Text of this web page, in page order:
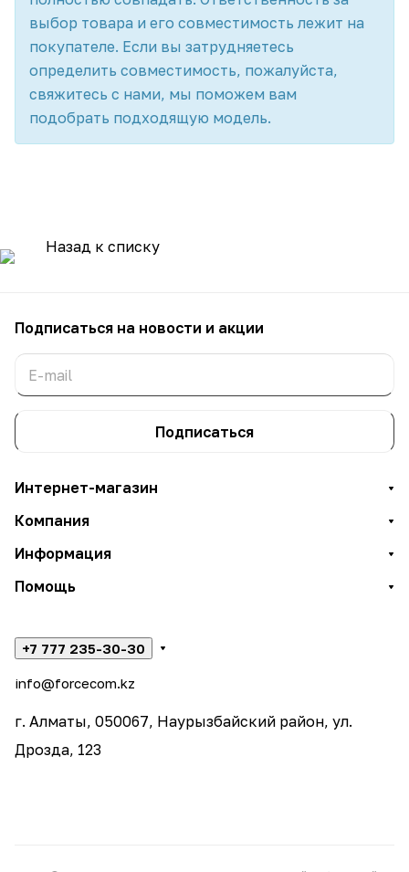
выбор товара и его совместимость лежит на
покупателе. Если вы затрудняетесь
определить совместимость, пожалуйста,
свяжитесь с нами, мы поможем вам
подобрать подходящую модель.
Назад к списку
Подписаться на новости и акции
Подписаться
Интернет-магазин
Компания
Информация
Помощь
+7 777 235-30-30
info@forcecom.kz
г. Алматы, 050067, Наурызбайский район, ул.
Дрозда, 123